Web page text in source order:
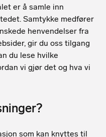
er å samle inn
Samtykke medfører
henvendelser fra
gir du oss tilgang
du lese hvilke
vi gjør det og hva vi
som kan knyttes til